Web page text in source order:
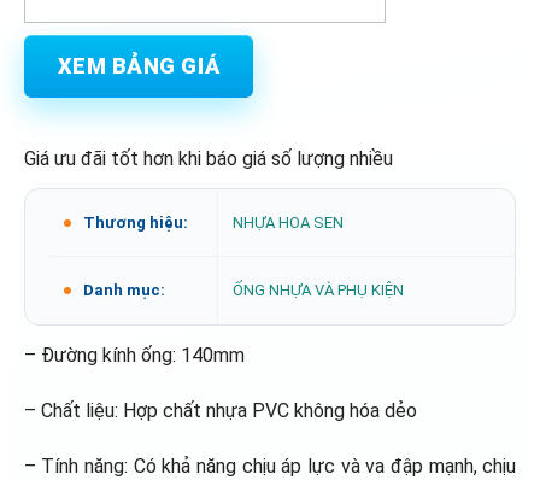
XEM BẢNG GIÁ
Giá ưu đãi tốt hơn khi báo giá số lượng nhiều
Thương hiệu: NHỰA HOA SEN
Danh mục: ỐNG NHỰA VÀ PHỤ KIỆN
– Đường kính ống: 140mm
– Chất liệu: Hợp chất nhựa PVC không hóa dẻo
– Tính năng: Có khả năng chịu áp lực và va đập mạnh, chịu